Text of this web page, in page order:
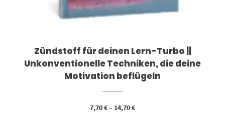
Zündstoff für deinen Lern-Turbo ||
Unkonventionelle Techniken, die deine
Motivation beflügeln
7,70€– 14,70€